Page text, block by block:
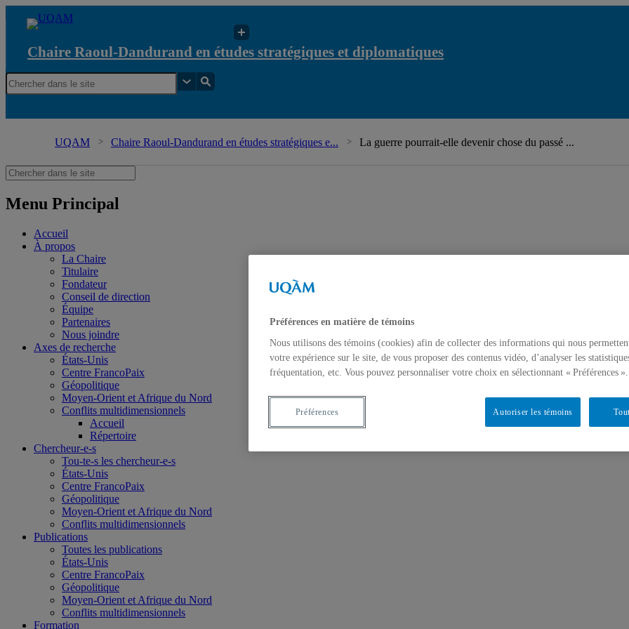
Chaire Raoul-Dandurand en études stratégiques et diplomatiques
UQAM Chaire Raoul-Dandurand en études stratégiques e... La guerre pourrait-elle devenir chose du passé ...
Menu Principal
Accueil
À propos
La Chaire
Titulaire
Fondateur
Conseil de direction
Équipe
Partenaires
Nous joindre
Axes de recherche
États-Unis
Centre FrancoPaix
Géopolitique
Moyen-Orient et Afrique du Nord
Conflits multidimensionnels
Accueil
Répertoire
Chercheur-e-s
Tou-te-s les chercheur-e-s
États-Unis
Centre FrancoPaix
Géopolitique
Moyen-Orient et Afrique du Nord
Conflits multidimensionnels
Publications
Toutes les publications
États-Unis
Centre FrancoPaix
Géopolitique
Moyen-Orient et Afrique du Nord
Conflits multidimensionnels
Formation
Préférences en matière de témoins
Nous utilisons des témoins (cookies) afin de collecter des informations qui nous
votre expérience sur le site, de vous proposer des contenus vidéo, d’analyser les
fréquentation, etc. Vous pouvez personnaliser votre choix en sélectionnant « Préférences ».
Autoriser les témoins
Préférences